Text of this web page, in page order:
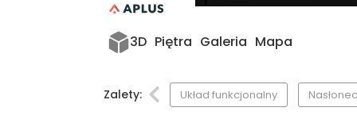
3D Piętra Galeria Mapa
Zalety: Układ funkcjonalny